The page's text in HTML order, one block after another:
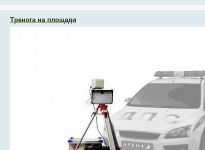
Тренога на площади